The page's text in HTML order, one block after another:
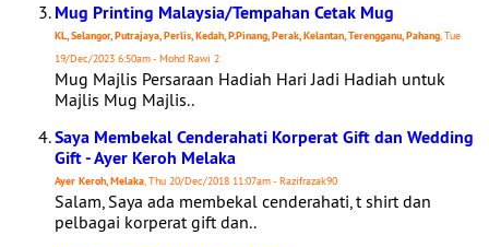
Mug Printing Malaysia/Tempahan Cetak Mug
KL, Selangor, Putrajaya, Perlis, Kedah, P.Pinang, Perak, Kelantan, Terengganu, Pahang, Tue
19/Dec/2023 6:50am - Mohd Rawi 2
Mug Majlis Persaraan Hadiah Hari Jadi Hadiah untuk
Majlis Mug Majlis..
Saya Membekal Cenderahati Korperat Gift dan Wedding
Gift - Ayer Keroh Melaka
Ayer Keroh, Melaka, Thu 20/Dec/2018 11:07am - Razifrazak90
Salam, Saya ada membekal cenderahati, t shirt dan
pelbagai korperat gift dan..